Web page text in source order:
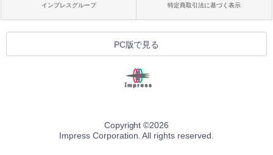
インプレスグループ 特定商取引法に基づく表示
PC版で見る
Copyright ©2026
Impress Corporation. All rights reserved.